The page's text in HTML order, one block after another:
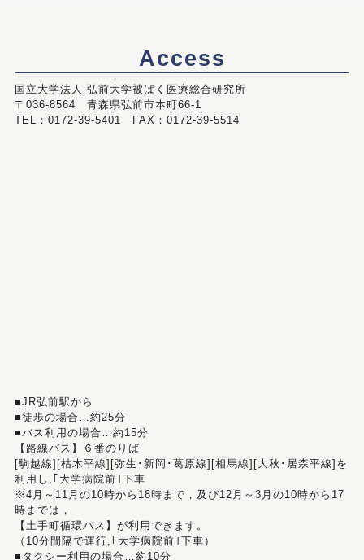
Access
国立大学法人 弘前大学被ばく医療総合研究所
〒036-8564 青森県弘前市本町66-1
TEL：0172-39-5401 FAX：0172-39-5514
■JR弘前駅から
■徒歩の場合…約25分
■バス利用の場合…約15分
【路線バス】６番のりば
[駒越線][枯木平線][弥生･新岡･葛原線][相馬線][大秋･居森平線]を
利用し,｢大学病院前｣下車
※4月～11月の10時から18時まで，及び12月～3月の10時から17
時までは，
【土手町循環バス】が利用できます。
（10分間隔で運行,｢大学病院前｣下車）
■タクシー利用の場合…約10分